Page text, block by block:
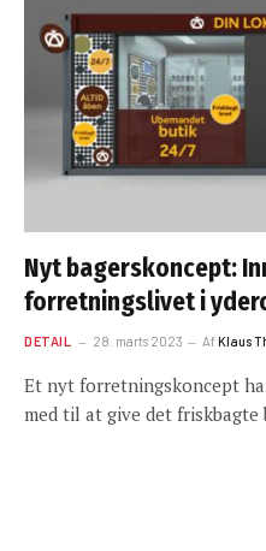
Nyt bagerskoncept:
forretningslivet i
DETAIL 28. marts 2023 AfKlaus
Et nyt forretningskoncept
med til at give det